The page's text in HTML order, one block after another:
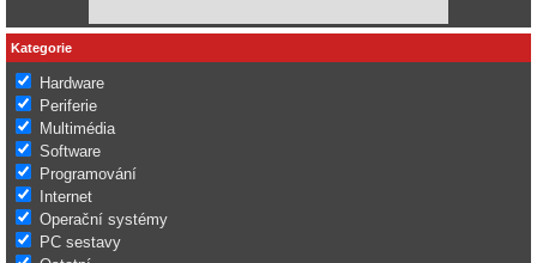
Kategorie
Hardware
Periferie
Multimédia
Software
Programování
Internet
Operační systémy
PC sestavy